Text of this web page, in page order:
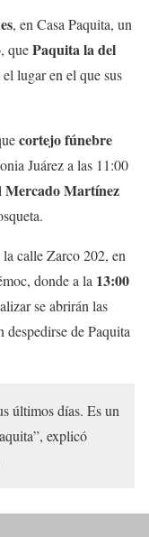
, en Casa Paquita, un
quePaquita la del
lugar en el que sus
cortejo fúnebre
Juárez a las 11:00
Mercado Martínez
la calle Zarco 202, en
donde a la 13:00
se abrirán las
despedirse de Paquita
últimos días. Es un
explicó